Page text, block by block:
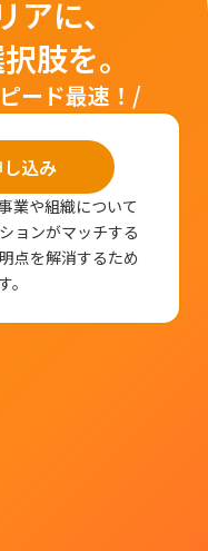
に、
肢を。
ード最速！/
込み
業や組織について
ョンがマッチする
点を解消するため